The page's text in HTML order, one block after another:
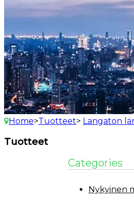
Home>Tuotteet> Langaton
Tuotteet
Categories
Nykyinen